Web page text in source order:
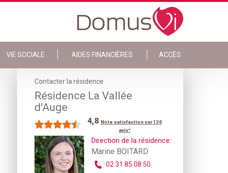
VIE SOCIALE AIDES FINANCIÈRES ACCÈS
Contacter la résidence
Résidence La Vallée
d'Auge
4,8 Note satisfaction sur 130
avis*
Direction de la résidence:
Marine BOITARD
02 31 85 08 50